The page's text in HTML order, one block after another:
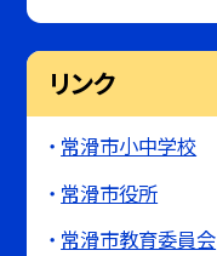
リンク
常滑市小中学校
常滑市役所
常滑市教育委員会